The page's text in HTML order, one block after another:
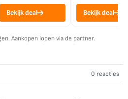
Bekijk deal Bekijk deal
Aankopen lopen via de partner.
0 reacties